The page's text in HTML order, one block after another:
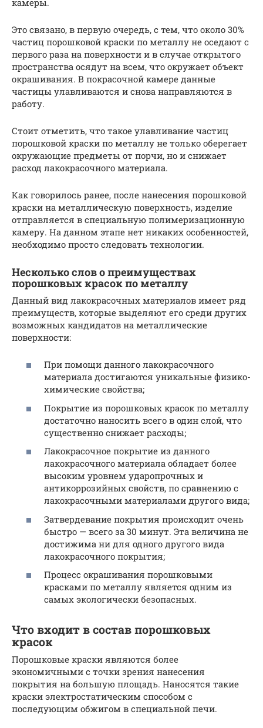
Это связано, в первую очередь, с тем, что около 30%
частиц порошковой краски по металлу не оседают с
первого раза на поверхности и в случае открытого
пространства осядут на всем, что окружает объект
окрашивания. В покрасочной камере данные
частицы улавливаются и снова направляются в
работу.
Стоит отметить, что такое улавливание частиц
порошковой краски по металлу не только оберегает
окружающие предметы от порчи, но и снижает
расход лакокрасочного материала.
Как говорилось ранее, после нанесения порошковой
краски на металлическую поверхность, изделие
отправляется в специальную полимеризационную
камеру. На данном этапе нет никаких особенностей,
необходимо просто следовать технологии.
Несколько слов о преимуществах
порошковых красок по металлу
Данный вид лакокрасочных материалов имеет ряд
преимуществ, которые выделяют его среди других
возможных кандидатов на металлические
поверхности:
При помощи данного лакокрасочного
материала достигаются уникальные физико-
химические свойства;
Покрытие из порошковых красок по металлу
достаточно наносить всего в один слой, что
существенно снижает расходы;
Лакокрасочное покрытие из данного
лакокрасочного материала обладает более
высоким уровнем ударопрочных и
антикоррозийных свойств, по сравнению с
лакокрасочными материалами другого вида;
Затвердевание покрытия происходит очень
быстро — всего за 30 минут. Эта величина не
достижима ни для одного другого вида
лакокрасочного покрытия;
Процесс окрашивания порошковыми
красками по металлу является одним из
самых экологически безопасных.
Что входит в состав порошковых
красок
Порошковые краски являются более
экономичными с точки зрения нанесения
покрытия на большую площадь. Наносятся такие
краски электростатическим способом с
последующим обжигом в специальной печи.